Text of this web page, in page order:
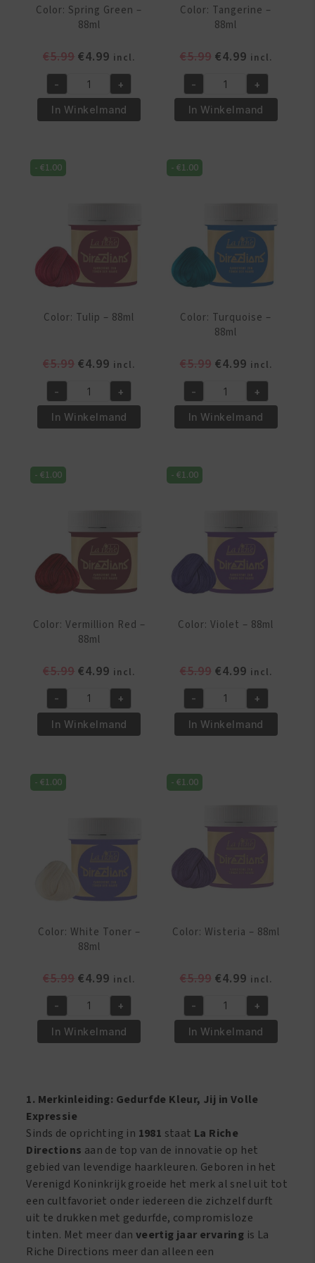
Color: Spring Green –
88ml
€5.99 Oorspronkelijke
was:
€5.99.
€4.99 Huidige
prijs
is:
€4.99.
incl.
Color:
Spring
Green
88ml
aantal
- +
In Winkelmand
Color: Tangerine –
88ml
€5.99 Oorspronkelijke
was:
€5.99.
€4.99Huidige
prijs
is:
€4.99.
incl.
Color:
Tangerine
-
aantal
- +
In Winkelmand
-€1.00
Color: Tulip – 88ml
€5.99 Oorspronkelijke
was:
€5.99.
€4.99 Huidige
prijs
is:
€4.99.
incl.
Color:
Tulip
-
aantal
- +
In Winkelmand
-€1.00
Color: Turquoise –
88ml
€5.99 Oorspronkelijke
was:
€5.99.
€4.99Huidige
prijs
is:
€4.99.
incl.
Color:
Turquoise
-
aantal
- +
In Winkelmand
-€1.00
Color: Vermillion Red –
88ml
€5.99 Oorspronkelijke
was:
€5.99.
€4.99 Huidige
prijs
is:
€4.99.
incl.
Color:
Vermillion
Red
88ml
aantal
- +
In Winkelmand
-€1.00
Color: Violet – 88ml
€5.99 Oorspronkelijke
was:
€5.99.
€4.99Huidige
prijs
is:
€4.99.
incl.
Color:
Violet
-
aantal
- +
In Winkelmand
-€1.00
Color: White Toner –
88ml
€5.99 Oorspronkelijke
was:
€5.99.
€4.99 Huidige
prijs
is:
€4.99.
incl.
Color:
White
Toner
aantal
- +
In Winkelmand
-€1.00
Color: Wisteria – 88ml
€5.99 Oorspronkelijke
was:
€5.99.
€4.99Huidige
prijs
is:
€4.99.
incl.
Color:
Wisteria
-
- +
In Winkelmand
1. Merkinleiding: Gedurfde Kleur, Jij in Volle
Expressie
Sinds de oprichting in 1981 staat La Riche
Directions aan de top van de innovatie op het
gebied van levendige haarkleuren. Geboren in het
Verenigd Koninkrijk groeide het merk al snel uit tot
een cultfavoriet onder iedereen die zichzelf durft
uit te drukken met gedurfde, compromisloze
tinten. Met meer dan veertig jaar ervaring is La
Riche Directions meer dan alleen een